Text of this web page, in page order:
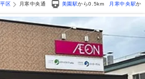
区 月寒中央通 美園駅から0.5km 月寒中央駅か